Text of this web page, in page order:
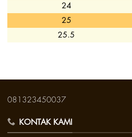
24
25
25.5
081323450037
KONTAK KAMI